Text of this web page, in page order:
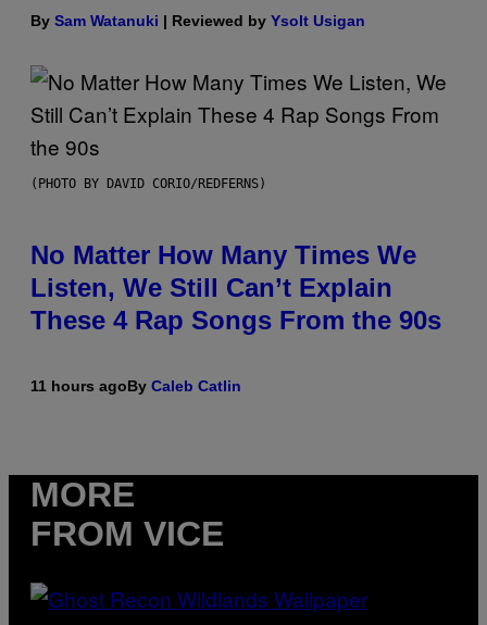
By Sam Watanuki | Reviewed by Ysolt Usigan
(PHOTO BY DAVID CORIO/REDFERNS)
No Matter How Many Times We
Listen, We Still Can’t Explain
These 4 Rap Songs From the 90s
11 hours agoBy Caleb Catlin
MORE
FROM VICE